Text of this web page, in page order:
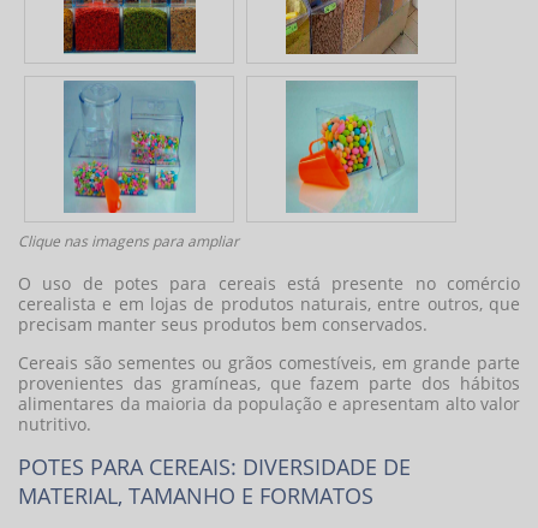
Clique nas imagens para ampliar
O uso de potes para cereais está presente no comércio
cerealista e em lojas de produtos naturais, entre outros, que
precisam manter seus produtos bem conservados.
Cereais são sementes ou grãos comestíveis, em grande parte
provenientes das gramíneas, que fazem parte dos hábitos
alimentares da maioria da população e apresentam alto valor
nutritivo.
POTES PARA CEREAIS: DIVERSIDADE DE
MATERIAL, TAMANHO E FORMATOS